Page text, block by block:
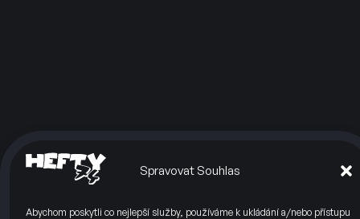
Spravovat Souhlas
Abychom poskytli co nejlepší služby, používáme k ukládání a/nebo přístupu